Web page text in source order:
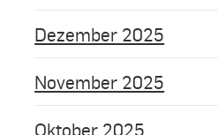
Dezember 2025
November 2025
Oktober 2025